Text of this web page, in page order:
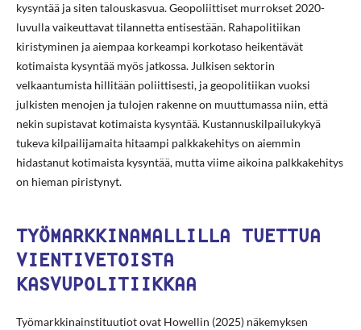
kysyntää ja siten talouskasvua. Geopoliittiset murrokset 2020-
luvulla vaikeuttavat tilannetta entisestään. Rahapolitiikan
kiristyminen ja aiempaa korkeampi korkotaso heikentävät
kotimaista kysyntää myös jatkossa. Julkisen sektorin
velkaantumista hillitään poliittisesti, ja geopolitiikan vuoksi
julkisten menojen ja tulojen rakenne on muuttumassa niin, että
nekin supistavat kotimaista kysyntää. Kustannuskilpailukykyä
tukeva kilpailijamaita hitaampi palkkakehitys on aiemmin
hidastanut kotimaista kysyntää, mutta viime aikoina palkkakehitys
on hieman piristynyt.
TYÖMARKKINAMALLILLA TUETTUA
VIENTIVETOISTA
KASVUPOLITIIKKAA
Työmarkkinainstituutiot ovat Howellin (2025) näkemyksen